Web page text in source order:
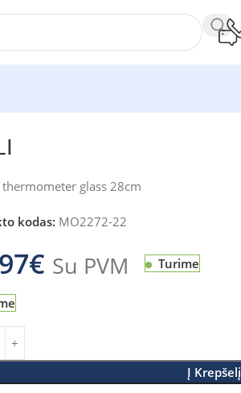
thermometer glass 28cm
kodas: MO2272-22
€ Su PVM Turime
Į Krepšelį